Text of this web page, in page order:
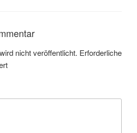
nicht veröffentlicht. Erforderliche